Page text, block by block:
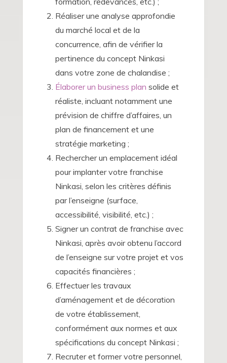
Réaliser une analyse approfondie
du marché local et de la
concurrence, afin de vérifier la
pertinence du concept Ninkasi
dans votre zone de chalandise ;
Élaborer un business plan solide et
réaliste, incluant notamment une
prévision de chiffre d’affaires, un
plan de financement et une
stratégie marketing ;
Rechercher un emplacement idéal
pour implanter votre franchise
Ninkasi, selon les critères définis
par l’enseigne (surface,
accessibilité, visibilité, etc.) ;
Signer un contrat de franchise avec
Ninkasi, après avoir obtenu l’accord
de l’enseigne sur votre projet et vos
capacités financières ;
Effectuer les travaux
d’aménagement et de décoration
de votre établissement,
conformément aux normes et aux
spécifications du concept Ninkasi ;
Recruter et former votre personnel,